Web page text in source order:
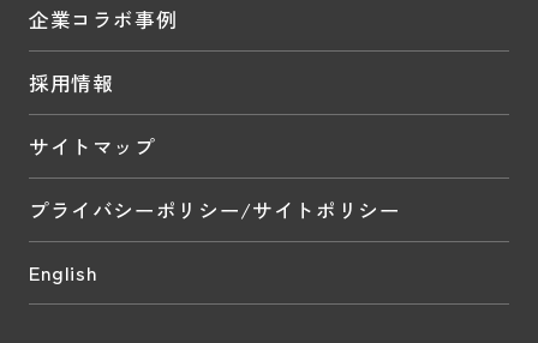
企業コラボ事例
採用情報
サイトマップ
プライバシーポリシー/サイトポリシー
English